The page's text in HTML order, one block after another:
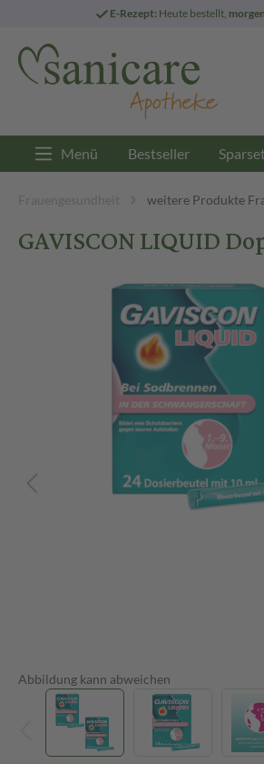
E-Rezept: Heute bestellt,
Menü Bestseller
Frauengesundheit weitere Produkte
GAVISCON LIQUID
Abbildung kann abweichen